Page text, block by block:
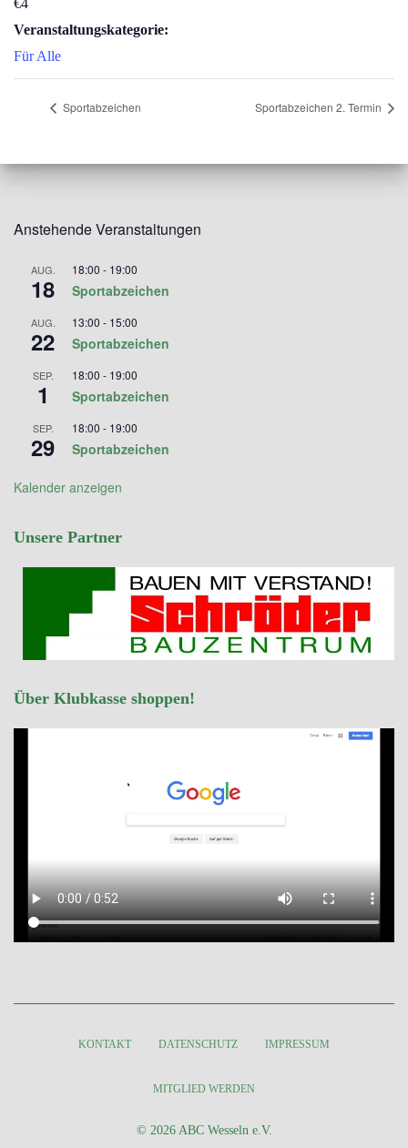
€4
Veranstaltungskategorie:
Für Alle
Sportabzeichen Sportabzeichen 2. Termin
Anstehende Veranstaltungen
AUG.
18
18:00 - 19:00
Sportabzeichen
AUG.
22
13:00 - 15:00
Sportabzeichen
SEP.
1
18:00 - 19:00
Sportabzeichen
SEP.
29
18:00 - 19:00
Sportabzeichen
Kalender anzeigen
Unsere Partner
Über Klubkasse shoppen!
KONTAKT DATENSCHUTZ IMPRESSUM
MITGLIED WERDEN
© 2026 ABC Wesseln e.V.